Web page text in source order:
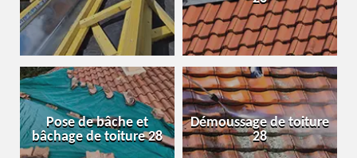
Pose de bâche et
bâchage de toiture 28
Démoussage de toiture
28